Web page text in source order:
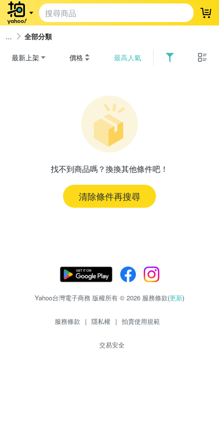
登
全部分類
最新上架 價格 最高人氣
找不到商品嗎？換換其他條件吧！
清除條件再搜尋
Yahoo台灣電子商務 版權所有 © 2026 服務條款(更新)
服務條款 | 隱私權 | 拍賣使用規範
交易安全